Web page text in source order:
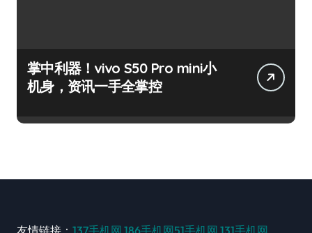
掌中利器！vivo S50 Pro mini小
机身，资讯一手全掌控
友情链接： 137手机网 186手机网51手机网 131手机网